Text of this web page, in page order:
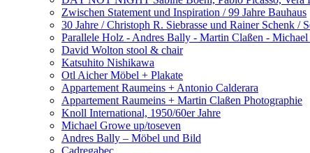
Zwischen Statement und Inspiration / 99 Jahre Bauhaus
30 Jahre / Christoph R. Siebrasse und Rainer Schenk /
Parallele Holz - Andres Bally - Martin Claßen -
David Wolton stool & chair
Katsuhito Nishikawa
Otl Aicher Möbel + Plakate
Appartement Raumeins + Antonio Calderara
Appartement Raumeins + Martin Claßen Photographie
Knoll International, 1950/60er Jahre
Michael Growe up/toseven
Andres Bally – Möbel und Bild
Cadregabec